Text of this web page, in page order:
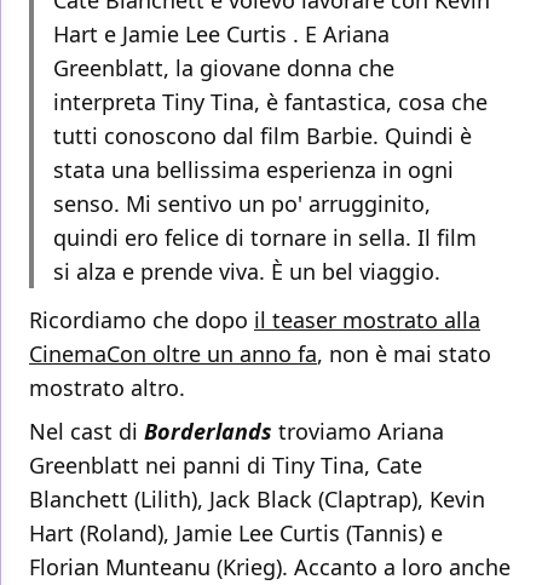
Hart e Jamie Lee Curtis . E Ariana
Greenblatt, la giovane donna che
interpreta Tiny Tina, è fantastica, cosa che
tutti conoscono dal film Barbie. Quindi è
stata una bellissima esperienza in ogni
senso. Mi sentivo un po' arrugginito,
quindi ero felice di tornare in sella. Il film
si alza e prende viva. È un bel viaggio.
Ricordiamo che dopo il teaser mostrato alla
CinemaCon oltre un anno fa, non è mai stato
mostrato altro.
Nel cast di Borderlands troviamo Ariana
Greenblatt nei panni di Tiny Tina, Cate
Blanchett (Lilith), Jack Black (Claptrap), Kevin
Hart (Roland), Jamie Lee Curtis (Tannis) e
Florian Munteanu (Krieg). Accanto a loro anche